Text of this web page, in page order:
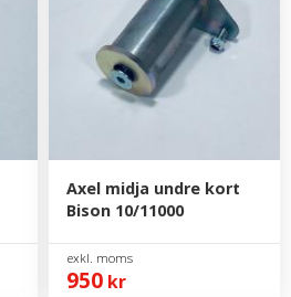
Axel midja undre kort
Bison 10/11000
950 kr